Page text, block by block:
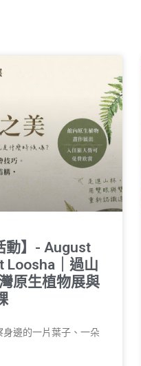
動】- August
Loosha｜過山
原生植物展與
邊的一片葉子、一朵